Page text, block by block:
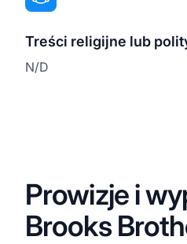
Treści religijne lub
N/D
Prowizje i
Brooks